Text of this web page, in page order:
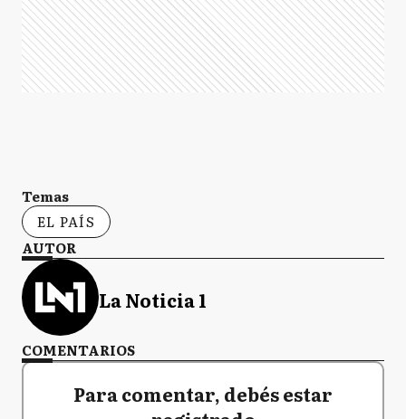
Temas
EL PAÍS
AUTOR
La Noticia 1
COMENTARIOS
Para comentar, debés estar